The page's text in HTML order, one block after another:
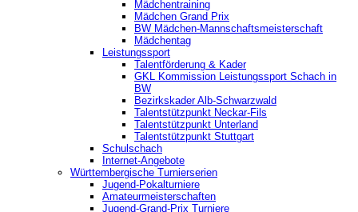
Mädchentraining
Mädchen Grand Prix
BW Mädchen-Mannschaftsmeisterschaft
Mädchentag
Leistungssport
Talentförderung & Kader
GKL Kommission Leistungssport Schach in
BW
Bezirkskader Alb-Schwarzwald
Talentstützpunkt Neckar-Fils
Talentstützpunkt Unterland
Talentstützpunkt Stuttgart
Schulschach
Internet-Angebote
Württembergische Turnierserien
Jugend-Pokalturniere
Amateurmeisterschaften
Jugend-Grand-Prix Turniere